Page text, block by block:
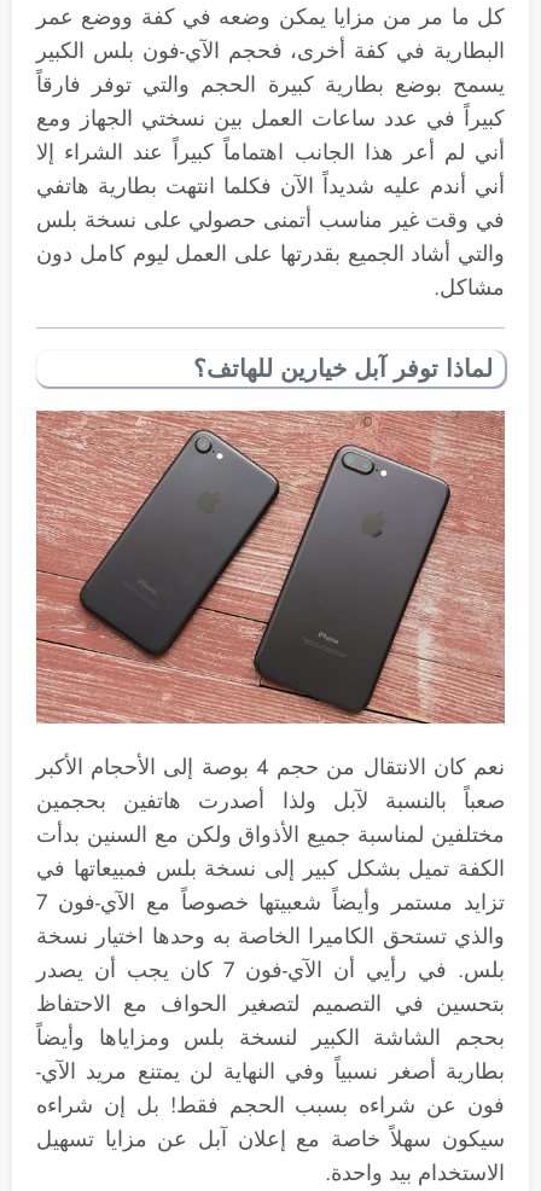
كل ما مر من مزايا يمكن وضعه في كفة ووضع عمر
البطارية في كفة أخرى، فحجم الآي-فون بلس الكبير
يسمح بوضع بطارية كبيرة الحجم والتي توفر فارقاً
كبيراً في عدد ساعات العمل بين نسختي الجهاز ومع
أني لم أعر هذا الجانب اهتماماً كبيراً عند الشراء إلا
أني أندم عليه شديداً الآن فكلما انتهت بطارية هاتفي
في وقت غير مناسب أتمنى حصولي على نسخة بلس
والتي أشاد الجميع بقدرتها على العمل ليوم كامل دون
مشاكل.
لماذا توفر آبل خيارين للهاتف؟
نعم كان الانتقال من حجم 4 بوصة إلى الأحجام الأكبر
صعباً بالنسبة لآبل ولذا أصدرت هاتفين بحجمين
مختلفين لمناسبة جميع الأذواق ولكن مع السنين بدأت
الكفة تميل بشكل كبير إلى نسخة بلس فمبيعاتها في
تزايد مستمر وأيضاً شعبيتها خصوصاً مع الآي-فون 7
والذي تستحق الكاميرا الخاصة به وحدها اختيار نسخة
بلس. في رأيي أن الآي-فون 7 كان يجب أن يصدر
بتحسين في التصميم لتصغير الحواف مع الاحتفاظ
بحجم الشاشة الكبير لنسخة بلس ومزاياها وأيضاً
بطارية أصغر نسبياً وفي النهاية لن يمتنع مريد الآي-
فون عن شراءه بسبب الحجم فقط! بل إن شراءه
سيكون سهلاً خاصة مع إعلان آبل عن مزايا تسهيل
الاستخدام بيد واحدة.